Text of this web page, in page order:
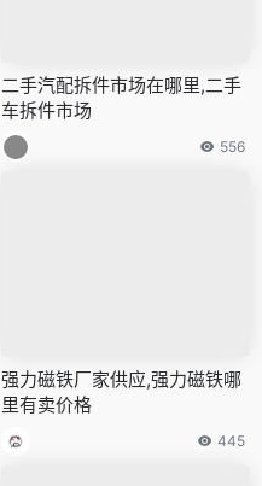
二手汽配拆件市场在哪里,二手
车拆件市场
556
强力磁铁厂家供应,强力磁铁哪
里有卖价格
445